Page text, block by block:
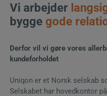
Vi arbejder
bygge gode
Derfor vil vi gøre vores
kundeforholdet
Uniqon er et Norsk selskab
Selskabet har hovedkontor